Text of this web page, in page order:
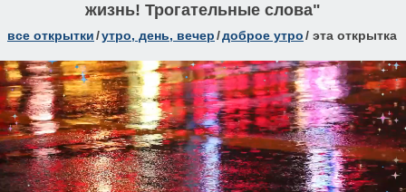
жизнь! Трогательные слова"
все открытки/утро, день, вечер/доброе утро/ эта открытка